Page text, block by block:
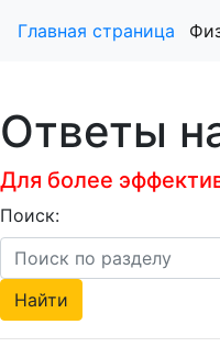
Главная страница
Ответы
Для более
Поиск: